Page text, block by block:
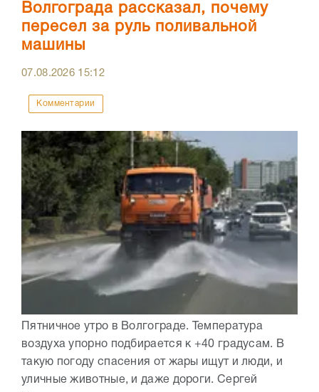
Волгограда рассказал, почему
пересел за руль поливальной
машины
07.08.2026 15:12
Комментарии
Пятничное утро в Волгограде. Температура
воздуха упорно подбирается к +40 градусам. В
такую погоду спасения от жары ищут и люди, и
уличные животные, и даже дороги. Сергей